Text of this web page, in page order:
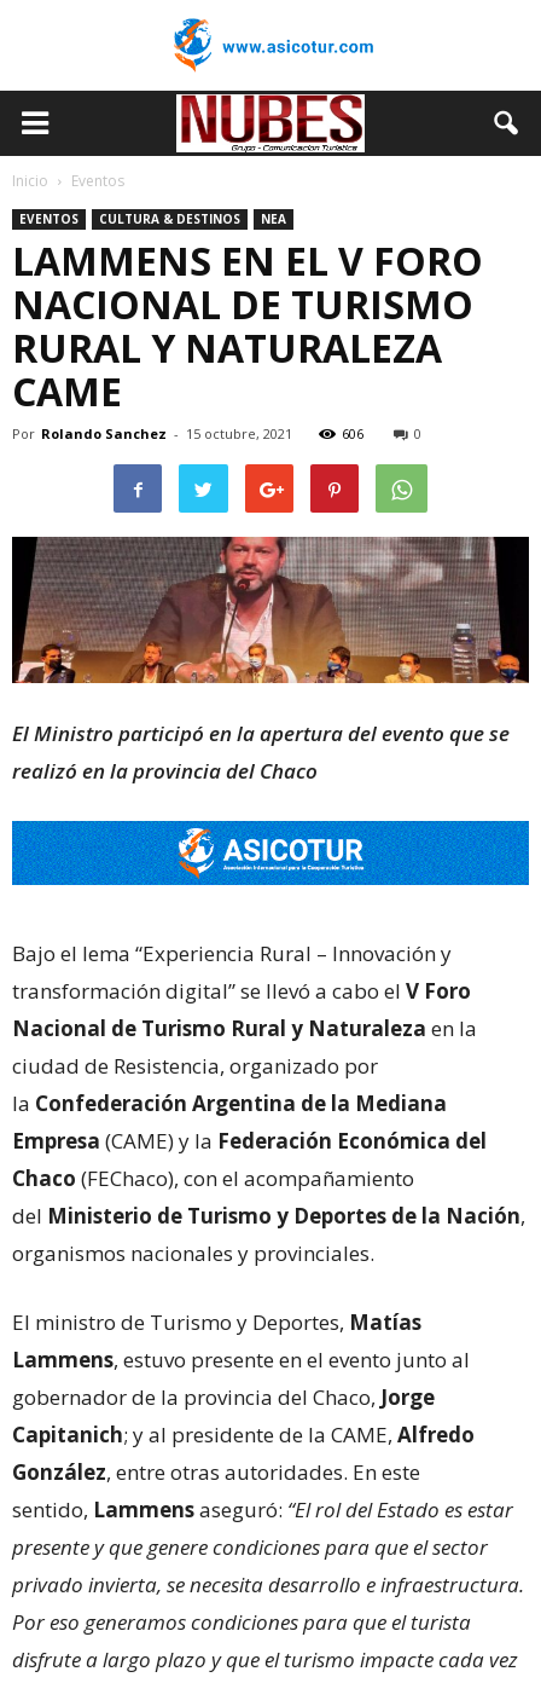
Inicio Eventos
EVENTOS CULTURA & DESTINOS NEA
LAMMENS EN EL V FORO
NACIONAL DE TURISMO
RURAL Y NATURALEZA
CAME
Por Rolando Sanchez - 15 octubre, 2021 606 0
El Ministro participó en la apertura del evento que se
realizó en la provincia del Chaco
Bajo el lema “Experiencia Rural – Innovación y
transformación digital” se llevó a cabo el V Foro
Nacional de Turismo Rural y Naturaleza en la
ciudad de Resistencia, organizado por
la Confederación Argentina de la Mediana
Empresa (CAME) y la Federación Económica del
Chaco (FEChaco), con el acompañamiento
del Ministerio de Turismo y Deportes de la Nación,
organismos nacionales y provinciales.
El ministro de Turismo y Deportes, Matías
Lammens, estuvo presente en el evento junto al
gobernador de la provincia del Chaco, Jorge
Capitanich; y al presidente de la CAME, Alfredo
González, entre otras autoridades. En este
sentido, Lammensaseguró: “El rol del Estado es estar
presente y que genere condiciones para que el sector
privado invierta, se necesita desarrollo e infraestructura.
Por eso generamos condiciones para que el turista
disfrute a largo plazo y que el turismo impacte cada vez